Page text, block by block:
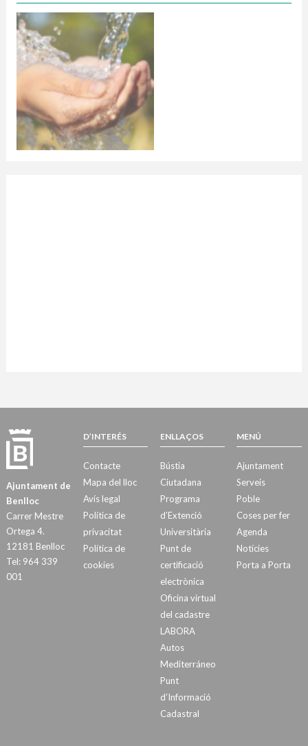
Ajuntament de
Benlloc
Carrer Mestre
Ortega 4.
12181 Benlloc
Tel: 964 339
001
D’INTERÉS
Contacte
Mapa del lloc
Avís legal
Política de
privacitat
Política de
cookies
ENLLAÇOS
Bústia
Ciutadana
Programa
d’Extenció
Universitària
Punt de
certificació
electrònica
Oficina virtual
del cadastre
LABORA
Autos
Mediterráneo
Punt
d’Informació
Cadastral
MENÚ
Ajuntament
Serveis
Poble
Coses per fer
Agenda
Notícies
Porta a Porta